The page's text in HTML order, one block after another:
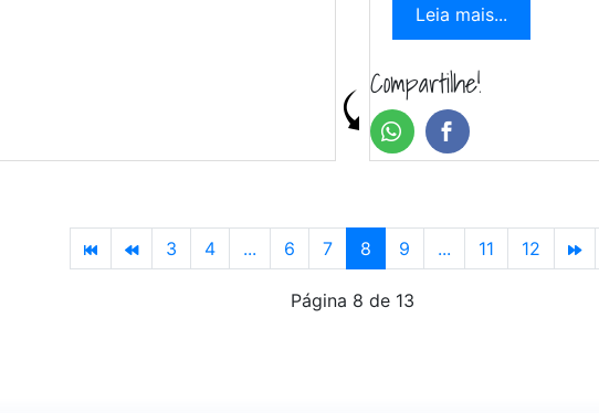
Leia mais...
Compartilhe!
3 4 ... 6 7 8 9 ... 11 12
Página 8 de 13